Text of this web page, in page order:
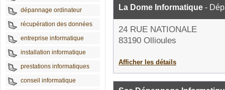
dépannage ordinateur
récupération des données
entreprise informatique
installation informatique
prestations informatiques
conseil informatique
La Dome Informatique -
24 RUE NATIONALE
83190 Ollioules
Afficher les détails